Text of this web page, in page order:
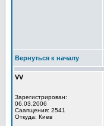
Вернуться к началу
VV
Зарегистрирован:
06.03.2006
Саапщения: 2541
Откуда: Киев